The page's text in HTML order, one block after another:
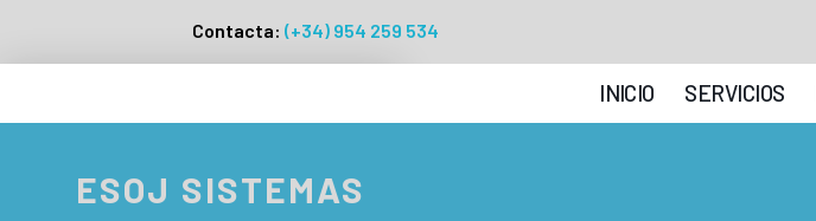
Contacta: (+34) 954 259 534
INICIO SERVICIOS
ESOJ SISTEMAS